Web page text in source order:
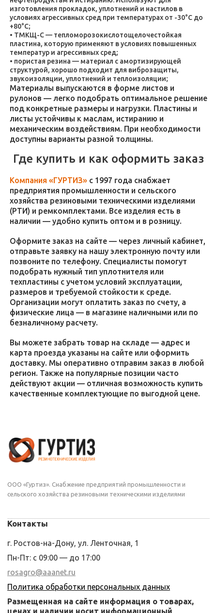
изготовления прокладок, уплотнений и настилов в
условиях агрессивных сред при температурах от -30°C до
+80°C;
ТМКЩ-С — тепломорозокислотощелочестойкая
пластина, которую применяют в условиях повышенных
температур и агрессивных сред;
пористая резина — материал с амортизирующей
структурой, хорошо подходит для виброзащиты,
звукоизоляции, уплотнений и теплоизоляции;
Материалы выпускаются в форме листов и
рулонов — легко подобрать оптимальное решение
под конкретные размеры и нагрузки. Пластины и
листы устойчивы к маслам, истиранию и
механическим воздействиям. При необходимости
доступны варианты разной толщины.
Где купить и как оформить заказ
Компания «ГУРТИЗ» с 1997 года снабжает
предприятия промышленности и сельского
хозяйства резиновыми техническими изделиями
(РТИ) и ремкомплектами. Все изделия есть в
наличии — удобно купить оптом и в розницу.
Оформите заказ на сайте — через личный кабинет,
отправьте заявку на нашу электронную почту или
позвоните по телефону. Специалисты помогут
подобрать нужный тип уплотнителя или
техпластины с учетом условий эксплуатации,
размеров и требуемой стойкости к среде.
Организации могут оплатить заказ по счету, а
физические лица — в магазине наличными или по
безналичному расчету.
Вы можете забрать товар на складе — адрес и
карта проезда указаны на сайте или оформить
доставку. Мы оперативно отправим заказ в любой
регион. Также на популярные позиции часто
действуют акции — отличная возможность купить
качественные комплектующие по выгодной цене.
ООО «Гуртиз». Снабжение предприятий промышленности и
сельского хозяйства резиновыми техническими изделиями
Контакты
г. Ростов-на-Дону, ул. Ленточная, 1
Пн-Пт: с 09:00 — до 17:00
rosagro@aaanet.ru
Политика обработки персональных данных
Размещенная на сайте информация о товарах,
ценах и наличии носит информационный